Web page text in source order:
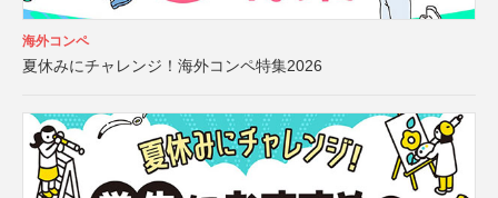
海外コンペ
夏休みにチャレンジ！海外コンペ特集2026